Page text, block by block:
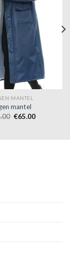
MANTEL
mantel
€65.00